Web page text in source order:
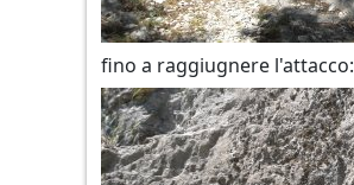
fino a raggiugnere l'attacco: